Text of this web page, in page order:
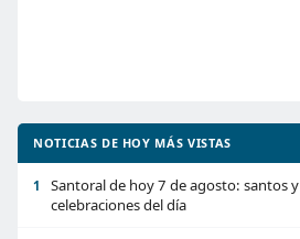
NOTICIAS DE HOY MÁS VISTAS
1
Santoral de hoy 7 de agosto: santos y
celebraciones del día